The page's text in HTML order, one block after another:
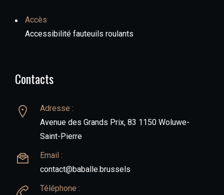
Accès
Accessibilité fauteuils roulants
Contacts
Adresse :
Avenue des Grands Prix, 83 1150 Woluwe-
Saint-Pierre
Email :
contact@baballe.brussels
Téléphone :